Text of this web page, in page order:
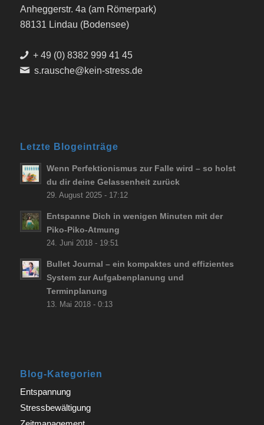
Anheggerstr. 4a (am Römerpark)
88131 Lindau (Bodensee)
+ 49 (0) 8382 999 41 45
s.rausche@kein-stress.de
Letzte Blogeinträge
Wenn Perfektionismus zur Falle wird – so holst
du dir deine Gelassenheit zurück
29. August 2025 - 17:12
Entspanne Dich in wenigen Minuten mit der
Piko-Piko-Atmung
24. Juni 2018 - 19:51
Bullet Journal – ein kompaktes und effizientes
System zur Aufgabenplanung und
Terminplanung
13. Mai 2018 - 0:13
Blog-Kategorien
Entspannung
Stressbewältigung